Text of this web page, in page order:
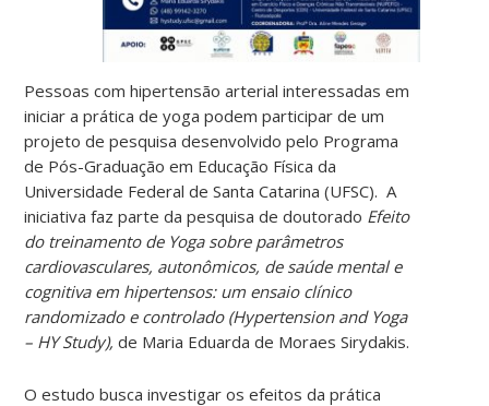
Pessoas com hipertensão arterial interessadas em
iniciar a prática de yoga podem participar de um
projeto de pesquisa desenvolvido pelo Programa
de Pós-Graduação em Educação Física da
Universidade Federal de Santa Catarina (UFSC). A
iniciativa faz parte da pesquisa de doutorado Efeito
do treinamento de Yoga sobre parâmetros
cardiovasculares, autonômicos, de saúde mental e
cognitiva em hipertensos: um ensaio clínico
randomizado e controlado (Hypertension and Yoga
– HY Study), de Maria Eduarda de Moraes Sirydakis.
O estudo busca investigar os efeitos da prática